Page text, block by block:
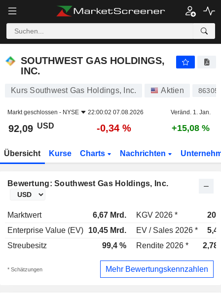
SOUTHWEST GAS HOLDINGS,
INC.
Kurs Southwest Gas Holdings, Inc. Aktien
Markt geschlossen - NYSE 22:00:02 07.08.2026 Veränd. 1. Jan.
92,09 USD -0,34 % +15,08 %
Übersicht Kurse Charts Nachrichten
Bewertung: Southwest Gas Holdings, Inc.
Marktwert 6,67 Mrd. KGV 2026 *
Enterprise Value (EV)
10,45 Mrd. EV / Sales 2026 *
Streubesitz
99,4 % Rendite 2026 * 2,78
* Schätzungen Mehr Bewertungskennzahlen